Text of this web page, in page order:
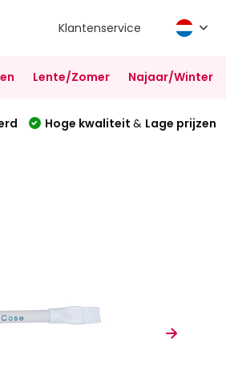
Klantenservice
Lente/Zomer Najaar/Winter
Hoge kwaliteit & Lage prijzen